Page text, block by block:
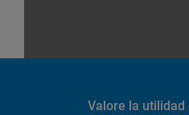
Valore la utilidad